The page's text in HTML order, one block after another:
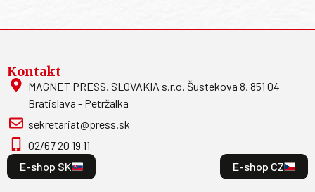
Kontakt
MAGNET PRESS, SLOVAKIA s.r.o. Šustekova 8, 851 04
Bratislava - Petržalka
sekretariat@press.sk
02/67 20 19 11
E-shop SK
E-shop CZ